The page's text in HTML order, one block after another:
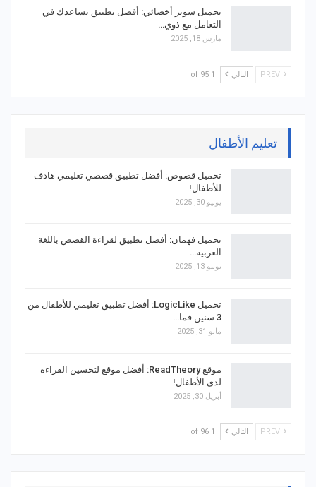
تحميل سوبر أخصائي: أفضل تطبيق يساعدك في
التعامل مع ذوي…
مارس 18, 2025
التالي 1 of 95
تعليم الأطفال
تحميل قصوص: أفضل تطبيق قصصي تعليمي هادف
للأطفال!
يونيو 30, 2025
تحميل فهمان: أفضل تطبيق لقراءة القصص باللغة
العربية…
يونيو 13, 2025
تحميل LogicLike: أفضل تطبيق تعليمي للأطفال من
3 سنين فما…
مايو 31, 2025
موقع ReadTheory: أفضل موقع لتحسين القراءة
لدى الأطفال!
أبريل 30, 2025
التالي 1 of 96